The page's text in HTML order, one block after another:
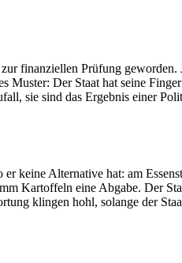
finanziellen Prüfung geworden.
Muster: Der Staat hat seine
sie sind das Ergebnis einer
keine Alternative hat: am
Kartoffeln eine Abgabe. Der
klingen hohl, solange der